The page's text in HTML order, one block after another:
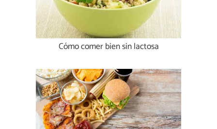
Cómo comer bien sin lactosa